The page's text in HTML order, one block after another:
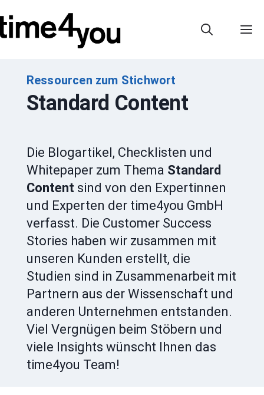
Inhalt
springen
Ressourcen zum Stichwort
Standard Content
Die Blogartikel, Checklisten und
Whitepaper zum Thema Standard
Content sind von den Expertinnen
und Experten der time4you GmbH
verfasst. Die Customer Success
Stories haben wir zusammen mit
unseren Kunden erstellt, die
Studien sind in Zusammenarbeit mit
Partnern aus der Wissenschaft und
anderen Unternehmen entstanden.
Viel Vergnügen beim Stöbern und
viele Insights wünscht Ihnen das
time4you Team!